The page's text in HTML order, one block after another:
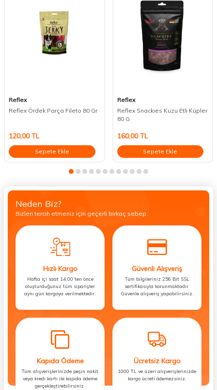
Reflex
Reflex Ördek Parça Fileto 80 Gr
120,00TL
Sepete Ekle
Reflex
Reflex Snackıes Kuzu Etli Küpler
80 G
160,00TL
Sepete Ekle
Neden Biz?
Bizleri tercih etmeniz için geçerli birkaç sebep.
Hızlı Kargo
Hafta içi saat 14:00’ten önce
oluşturduğunuz tüm siparişler
aynı gün kargoya verilmektedir.
Güvenli Alışveriş
Tüm bilgileriniz 256 Bit SSL
sertifikasıyla korunmaktadır.
Güvenle alışveriş yapabilirsiniz.
Kapıda Ödeme
Tüm alışverişlerinizde peşin nakit
veya kredi kartı ile kapıda ödeme
gerçekleştirebilirsiniz.
Ücretsiz Kargo
1000 TL ve üzeri alışverişlerinizde
kargo ücreti ödemezsiniz.